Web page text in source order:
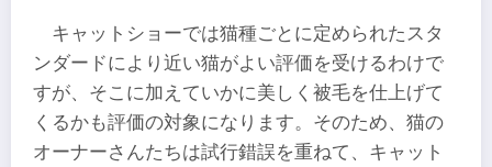
キャットショーでは猫種ごとに定められたスタ
ンダードにより近い猫がよい評価を受けるわけで
すが、そこに加えていかに美しく被毛を仕上げて
くるかも評価の対象になります。そのため、猫の
オーナーさんたちは試行錯誤を重ねて、キャット